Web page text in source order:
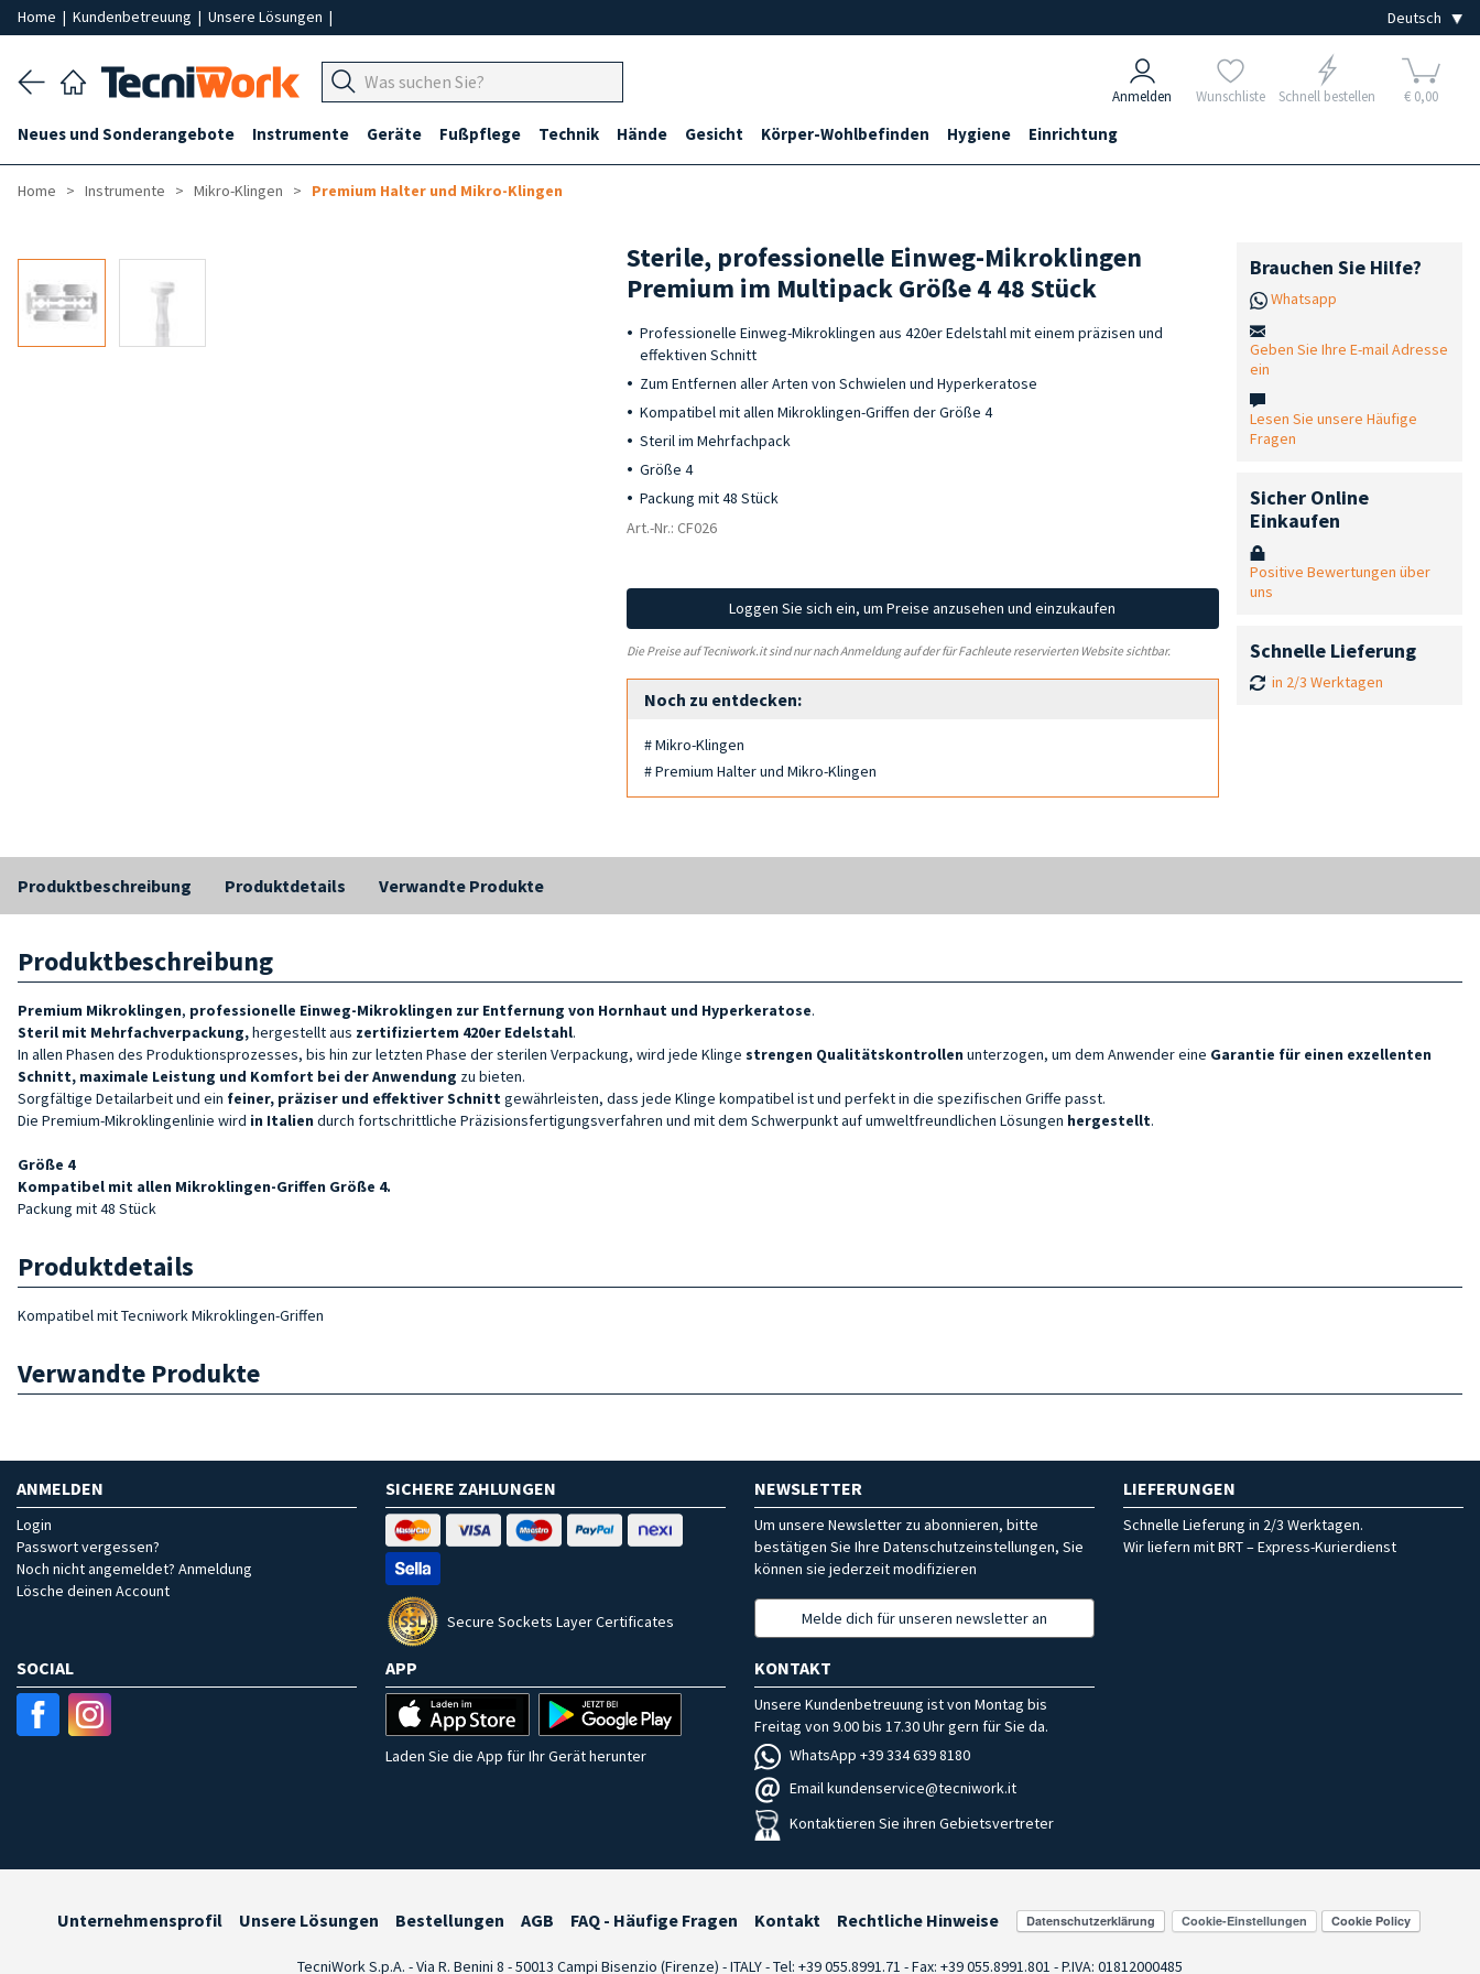
Home | Kundenbetreuung | Unsere Lösungen |
Anmelden Wunschliste Schnell bestellen € 0,00
Neues und Sonderangebote Instrumente Geräte Fußpflege Technik Hände Gesicht Körper-Wohlbefinden Hygiene Einrichtung
Home Instrumente Mikro-Klingen Premium Halter und Mikro-Klingen
Sterile, professionelle Einweg-Mikroklingen
Premium im Multipack Größe 4 48 Stück
Professionelle Einweg-Mikroklingen aus 420er Edelstahl mit einem präzisen und
effektiven Schnitt
Zum Entfernen aller Arten von Schwielen und Hyperkeratose
Kompatibel mit allen Mikroklingen-Griffen der Größe 4
Steril im Mehrfachpack
Größe 4
Packung mit 48 Stück
Art.-Nr.: CF026
Loggen Sie sich ein, um Preise anzusehen und einzukaufen
Die Preise auf Tecniwork.it sind nur nach Anmeldung auf der für Fachleute reservierten Website sichtbar.
Noch zu entdecken:
# Mikro-Klingen
# Premium Halter und Mikro-Klingen
Brauchen Sie Hilfe?
Whatsapp
Geben Sie Ihre E-mail Adresse
ein
Lesen Sie unsere Häufige
Fragen
Sicher Online
Einkaufen
Positive Bewertungen über
uns
Schnelle Lieferung
in 2/3 Werktagen
Produktbeschreibung Produktdetails Verwandte Produkte
Produktbeschreibung
Premium Mikroklingen, professionelle Einweg-Mikroklingen zur Entfernung von Hornhaut und Hyperkeratose.
Steril mit Mehrfachverpackung,hergestellt aus zertifiziertem 420er Edelstahl.
In allen Phasen des Produktionsprozesses, bis hin zur letzten Phase der sterilen Verpackung, wird jede Klinge strengen Qualitätskontrollen unterzogen, um dem Anwender eine Garantie für einen exzellenten
Schnitt, maximale Leistung und Komfort bei der Anwendung zu bieten.
Sorgfältige Detailarbeit und ein feiner, präziser und effektiver Schnittgewährleisten, dass jede Klinge kompatibel ist und perfekt in die spezifischen Griffe passt.
Die Premium-Mikroklingenlinie wird in Italien durch fortschrittliche Präzisionsfertigungsverfahren und mit dem Schwerpunkt auf umweltfreundlichen Lösungen hergestellt.
Größe 4
Kompatibel mit allen Mikroklingen-Griffen Größe 4.
Packung mit 48 Stück
Produktdetails
Kompatibel mit Tecniwork Mikroklingen-Griffen
Verwandte Produkte
ANMELDEN
Login
Passwort vergessen?
Noch nicht angemeldet? Anmeldung
Lösche deinen Account
SICHERE ZAHLUNGEN
Secure Sockets Layer Certificates
NEWSLETTER
Um unsere Newsletter zu abonnieren, bitte
bestätigen Sie Ihre Datenschutzeinstellungen, Sie
können sie jederzeit modifizieren
Melde dich für unseren newsletter an
LIEFERUNGEN
Schnelle Lieferung in 2/3 Werktagen.
Wir liefern mit BRT – Express-Kurierdienst
SOCIAL APP
Laden Sie die App für Ihr Gerät herunter
KONTAKT
Unsere Kundenbetreuung ist von Montag bis
Freitag von 9.00 bis 17.30 Uhr gern für Sie da.
WhatsApp +39 334 639 8180
Email kundenservice@tecniwork.it
Kontaktieren Sie ihren Gebietsvertreter
Unternehmensprofil Unsere Lösungen Bestellungen AGB FAQ - Häufige Fragen Kontakt Rechtliche Hinweise Cookie-Einstellungen
TecniWork S.p.A. - Via R. Benini 8 - 50013 Campi Bisenzio (Firenze) - ITALY - Tel: +39 055.8991.71 - Fax: +39 055.8991.801 - P.IVA: 01812000485